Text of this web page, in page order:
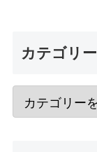
カテゴリー